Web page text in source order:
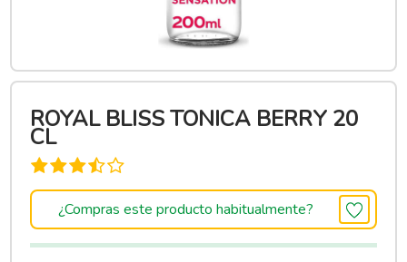
ROYAL BLISS TONICA BERRY 20
CL
¿Compras este producto habitualmente?